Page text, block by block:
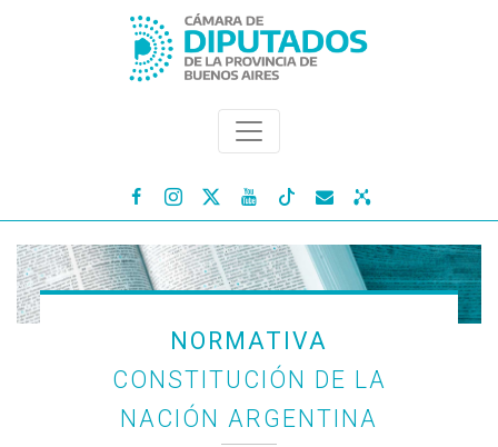
   
NORMATIVA
CONSTITUCIÓN DE LA
NACIÓN ARGENTINA